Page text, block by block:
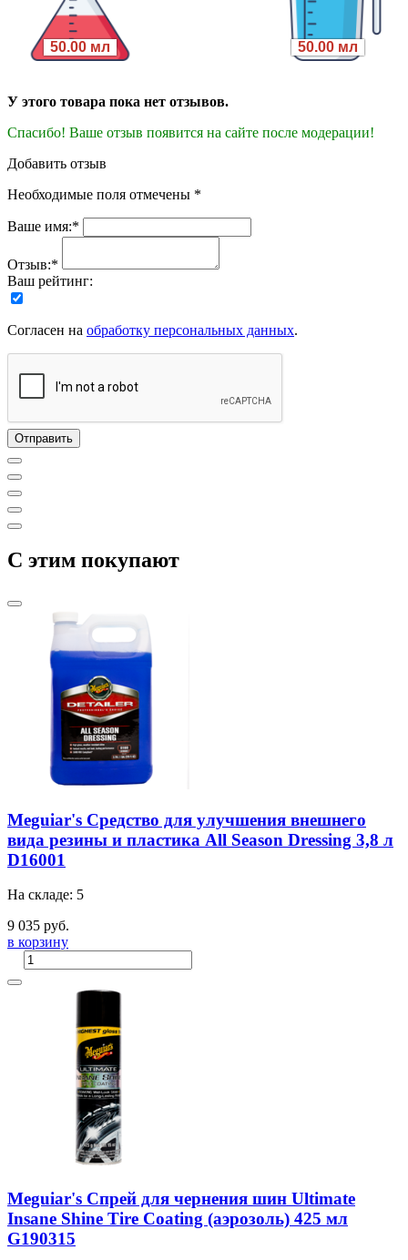
50.00 мл 50.00 мл
У этого товара пока нет отзывов.
Спасибо! Ваше отзыв появится на сайте после модерации!
Добавить отзыв
Необходимые поля отмечены *
Ваше имя:*
Отзыв:*
Ваш рейтинг:
Согласен на обработку персональных данных.
C этим покупают
Meguiar's Средство для улучшения внешнего
вида резины и пластика All Season Dressing 3,8 л
D16001
На складе: 5
9 035 руб.
в корзину
Meguiar's Спрей для чернения шин Ultimate
Insane Shine Tire Coating (аэрозоль) 425 мл
G190315